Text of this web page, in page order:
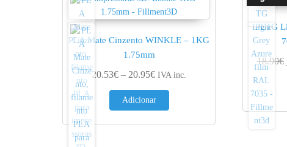
PLA Mate Cinzento WINKLE – 1KG
1.75mm
20.53€ – 20.95€Price range: 20.53€ through 20.95€
IVA inc.
Adicionar
PETG
18.90€